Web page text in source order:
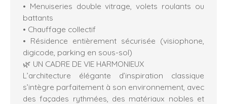
• Menuiseries double vitrage, volets roulants ou
battants
• Chauffage collectif
• Résidence entièrement sécurisée (visiophone,
digicode, parking en sous-sol)
🌿 UN CADRE DE VIE HARMONIEUX
L’architecture élégante d’inspiration classique
s’intègre parfaitement à son environnement, avec
des façades rythmées, des matériaux nobles et